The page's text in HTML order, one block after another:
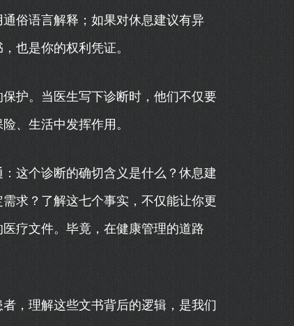
俗语言解释；如果对休息建议有异
也是你的权利凭证。
护。当医生写下诊断时，他们不仅要
、生活中发挥作用。
这个诊断的确切含义是什么？休息建
求？了解这七个事实，不仅能让你更
疗文件。毕竟，在健康管理的道路
，理解这些文书背后的逻辑，是我们